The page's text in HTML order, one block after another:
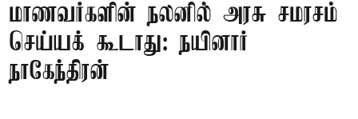
மாணவர்களின் நலனில் அரசு சமரசம்
செய்யக் கூடாது: நயினார்
நாகேந்திரன்